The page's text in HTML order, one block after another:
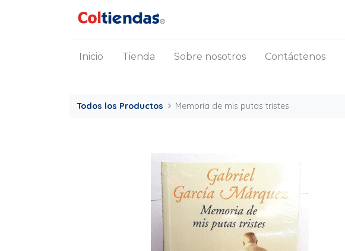
Inicio Tienda Sobre nosotros Contáctenos
Todos los Productos Memoria de mis putas tristes